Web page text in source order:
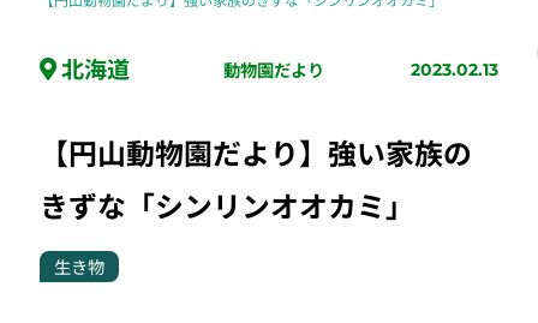
北海道 動物園だより 2023.02.13
【円山動物園だより】強い家族の
きずな「シンリンオオカミ」
生き物